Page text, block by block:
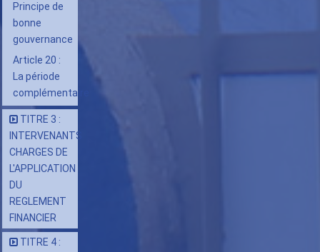
Principe de
bonne
gouvernance
Article 20 :
La période
complémentaire
TITRE 3 :
INTERVENANTS
CHARGES DE
L'APPLICATION
DU
REGLEMENT
FINANCIER
TITRE 4 :